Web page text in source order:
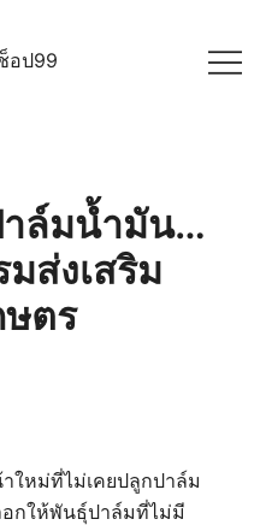
อมดูแลพืชอย่างครบวงจร
าล์มน้ำมัน…
ส่งเสริม
ษตร
ใหม่ที่ไม่เคยปลูกปาล์ม
กให้พันธุ์ปาล์มที่ไม่มี